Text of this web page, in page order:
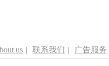
us | 联系我们 | 广告服务